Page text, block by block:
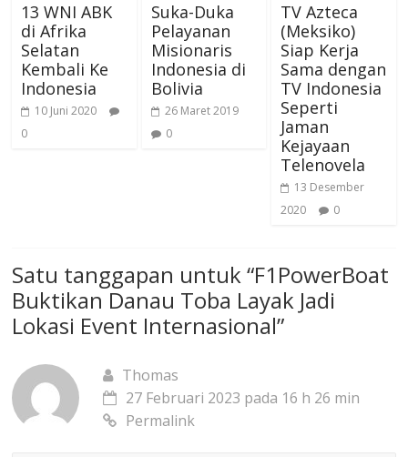
13 WNI ABK
di Afrika
Selatan
Kembali Ke
Indonesia
10 Juni 2020
0
Suka-Duka
Pelayanan
Misionaris
Indonesia di
Bolivia
26 Maret 2019
0
TV Azteca
(Meksiko)
Siap Kerja
Sama dengan
TV Indonesia
Seperti
Jaman
Kejayaan
Telenovela
13 Desember
2020
0
Satu tanggapan untuk “F1PowerBoat
Buktikan Danau Toba Layak Jadi
Lokasi Event Internasional”
Thomas
27 Februari 2023 pada 16 h 26 min
Permalink